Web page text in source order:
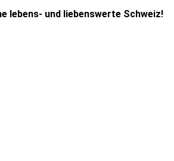
lebens- und liebenswerte Schweiz!